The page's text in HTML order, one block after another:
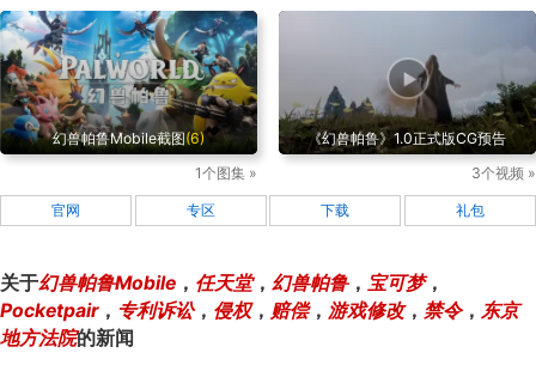
幻兽帕鲁Mobile截图(6)
1个图集 »
《幻兽帕鲁》1.0正式版CG预告
3个视频 »
官网 专区 下载 礼包
关于幻兽帕鲁Mobile ， 任天堂， 幻兽帕鲁， 宝可梦，
Pocketpair， 专利诉讼， 侵权， 赔偿， 游戏修改， 禁令， 东京
地方法院的新闻